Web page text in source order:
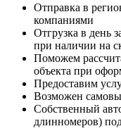
Отправка в
компаниями
Отгрузка в день
при наличии на
Поможем
объекта при
Предоставим
Возможен
Собственный
длинномеров)